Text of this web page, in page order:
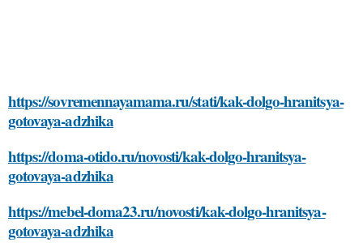
https://sovremennayamama.ru/stati/kak-dolgo-hranitsya-
gotovaya-adzhika
https://doma-otido.ru/novosti/kak-dolgo-hranitsya-
gotovaya-adzhika
https://mebel-doma23.ru/novosti/kak-dolgo-hranitsya-
gotovaya-adzhika